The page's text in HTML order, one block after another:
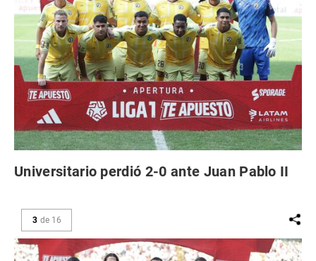
Universitario perdió 2-0 ante Juan Pablo II
3 de 16